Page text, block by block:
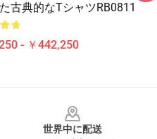
古典的なTシャツRB0811
- ￥442,250
世界中に配送